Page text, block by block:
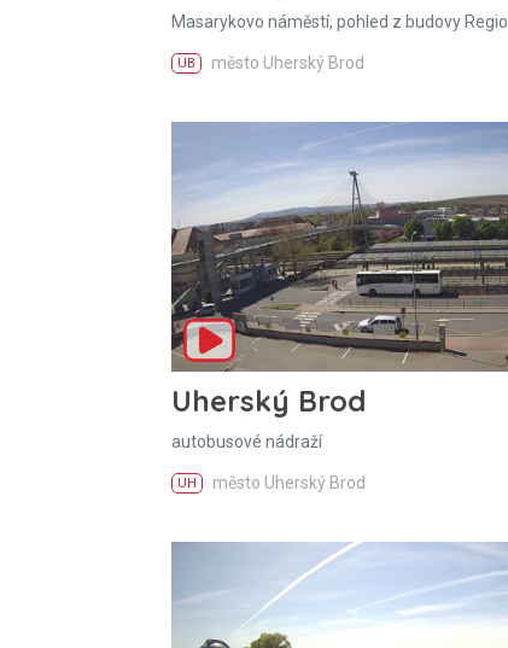
Masarykovo náměstí, pohled z budovy Regio
UB město Uherský Brod
Uherský Brod
autobusové nádraží
UH město Uherský Brod